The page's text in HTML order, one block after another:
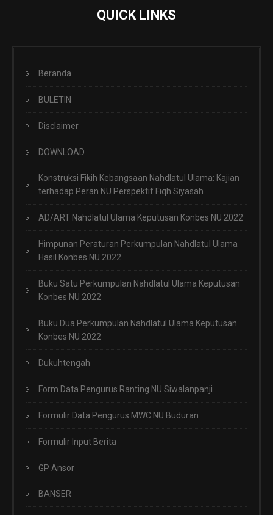
QUICK LINKS
Beranda
BULETIN
Disclaimer
DOWNLOAD
Konstruksi Fikih Kebangsaan Nahdlatul Ulama: Kajian
terhadap Peran NU Perspektif Fiqh Siyasah
AD/ART Nahdlatul Ulama Keputusan Konbes NU 2022
Himpunan Peraturan Perkumpulan Nahdlatul Ulama
Hasil Konbes NU 2022
Buku Satu Perkumpulan Nahdlatul Ulama Keputusan
Konbes NU 2022
Buku Dua Perkumpulan Nahdlatul Ulama Keputusan
Konbes NU 2022
Dukuhtengah
Form Data Pengurus Ranting NU Siwalanpanji
Formulir Data Pengurus MWC NU Buduran
Formulir Input Berita
GP Ansor
BANSER